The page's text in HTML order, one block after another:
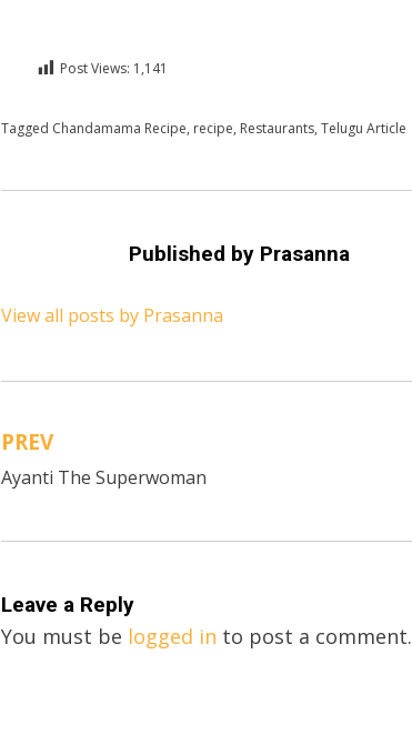
Post Views: 1,141
Posted inTelugu
Tagged Chandamama Recipe, recipe, Restaurants,Telugu Article
Published by Prasanna
View all posts by Prasanna
Post
navigation
PREV
Ayanti The Superwoman
Leave a Reply
You must be logged in to post a comment.